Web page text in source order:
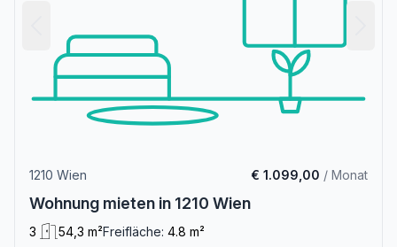
1210 Wien € 1.099,00 / Monat
Wohnung mieten in 1210 Wien
3 54,3 m²Freifläche: 4.8 m²